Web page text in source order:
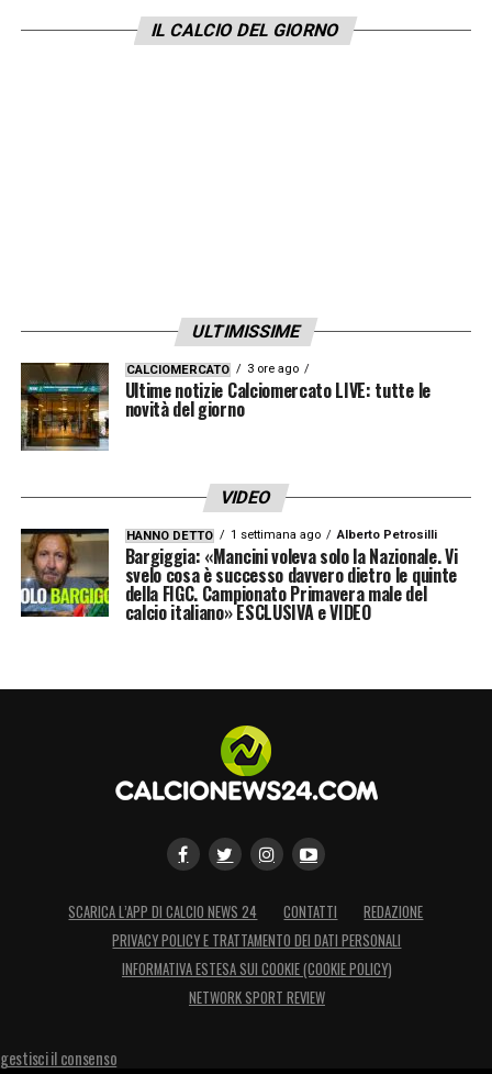
IL CALCIO DEL GIORNO
ULTIMISSIME
CALCIOMERCATO 3 ore ago
Ultime notizie Calciomercato LIVE: tutte le
novità del giorno
VIDEO
HANNO DETTO 1 settimana ago Alberto Petrosilli
Bargiggia: «Mancini voleva solo la Nazionale. Vi
svelo cosa è successo davvero dietro le quinte
della FIGC. Campionato Primavera male del
calcio italiano» ESCLUSIVA e VIDEO
SCARICA L’APP DI CALCIO NEWS 24 CONTATTI
REDAZIONE
PRIVACY POLICY E TRATTAMENTO DEI DATI PERSONALI
INFORMATIVA ESTESA SUI COOKIE (COOKIE POLICY)
NETWORK SPORT REVIEW
gestisci il consenso